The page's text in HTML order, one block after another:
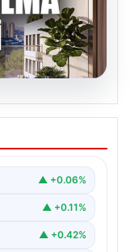
▲ +0.06%
▲ +0.11%
▲ +0.42%